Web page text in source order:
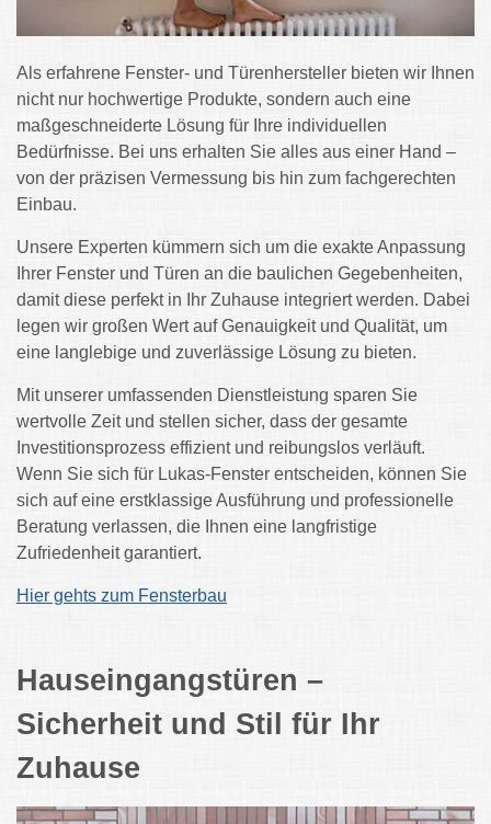
Als erfahrene Fenster- und Türenhersteller bieten wir Ihnen
nicht nur hochwertige Produkte, sondern auch eine
maßgeschneiderte Lösung für Ihre individuellen
Bedürfnisse. Bei uns erhalten Sie alles aus einer Hand –
von der präzisen Vermessung bis hin zum fachgerechten
Einbau.
Unsere Experten kümmern sich um die exakte Anpassung
Ihrer Fenster und Türen an die baulichen Gegebenheiten,
damit diese perfekt in Ihr Zuhause integriert werden. Dabei
legen wir großen Wert auf Genauigkeit und Qualität, um
eine langlebige und zuverlässige Lösung zu bieten.
Mit unserer umfassenden Dienstleistung sparen Sie
wertvolle Zeit und stellen sicher, dass der gesamte
Investitionsprozess effizient und reibungslos verläuft.
Wenn Sie sich für Lukas-Fenster entscheiden, können Sie
sich auf eine erstklassige Ausführung und professionelle
Beratung verlassen, die Ihnen eine langfristige
Zufriedenheit garantiert.
Hier gehts zum Fensterbau
Hauseingangstüren –
Sicherheit und Stil für Ihr
Zuhause